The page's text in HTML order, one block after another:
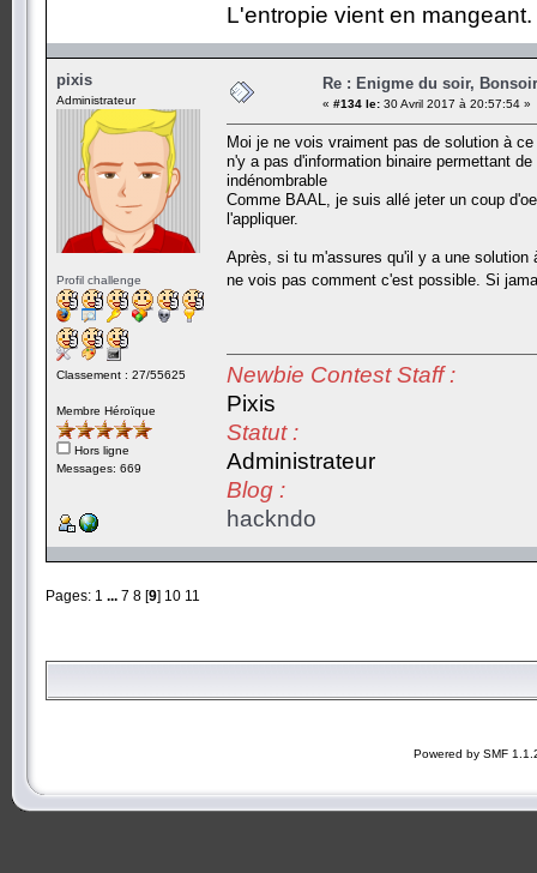
L'entropie vient en mangeant.
pixis
Administrateur
Profil challenge
Classement : 27/55625
Membre Héroïque
Hors ligne
Messages: 669
Re : Enigme du soir,
« #134 le: 30 Avril 2017 à 20:57:54 »
Moi je ne vois vraiment pas de solution à
n'y a pas d'information binaire permettant
indénombrable
Comme BAAL, je suis allé jeter un coup
l'appliquer.
Après, si tu m'assures qu'il y a une
ne vois pas comment c'est possible. Si
Newbie Contest Staff :
Pixis
Statut :
Administrateur
Blog :
hackndo
Pages: 1 ... 7 8 [9] 10 11
Powered by SMF